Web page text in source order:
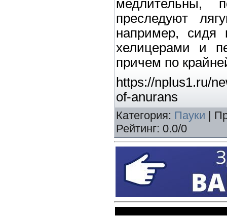
медлительны,
преследуют
например, сидя
хелицерами и
причем по
https://nplus1.ru/
of-anurans
Категория: Пауки
Рейтинг: 0.0/0